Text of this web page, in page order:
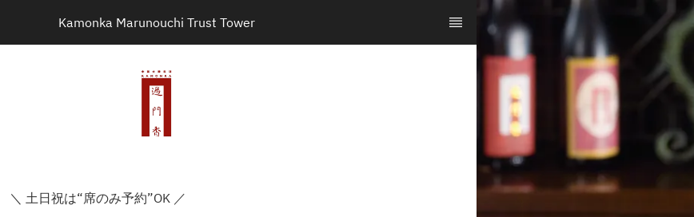
Kamonka Marunouchi Trust Tower
＼ 土日祝は“席のみ予約”OK ／